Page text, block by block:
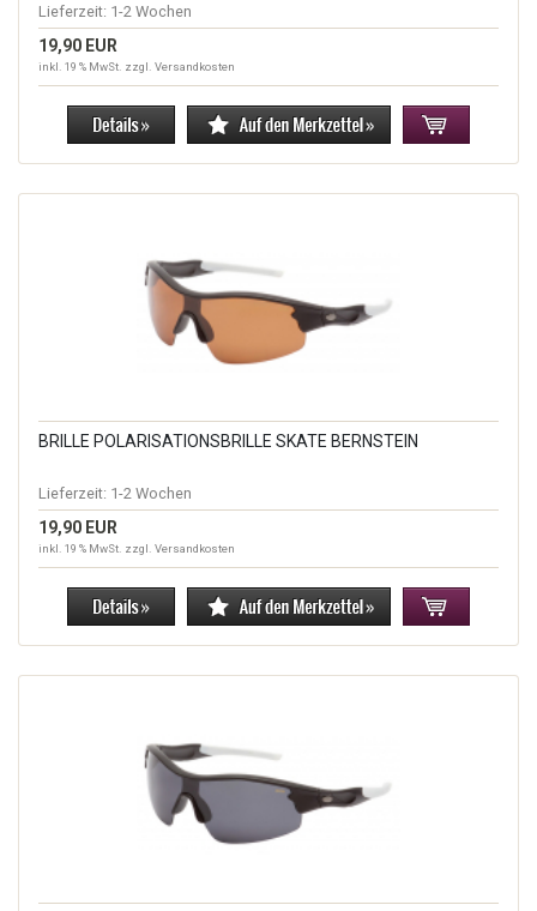
Lieferzeit: 1-2 Wochen
19,90 EUR
inkl. 19 % MwSt. zzgl. Versandkosten
BRILLE POLARISATIONSBRILLE SKATE BERNSTEIN
Lieferzeit: 1-2 Wochen
19,90 EUR
inkl. 19 % MwSt. zzgl. Versandkosten